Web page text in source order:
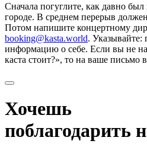
Сначала погуглите, как давно
городе. В среднем перерыв
Потом напишите концертному
booking@kasta.world. Указывайте:
информацию о себе. Если вы не
каста стоит?», то на ваше письмо
Хочешь
поблагодарить